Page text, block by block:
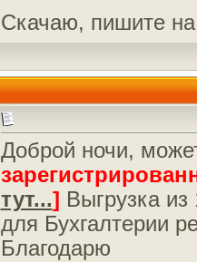
Скачаю, пишите
Доброй ночи,
тут...] Выгрузка
для Бухгалтерии
Благодарю